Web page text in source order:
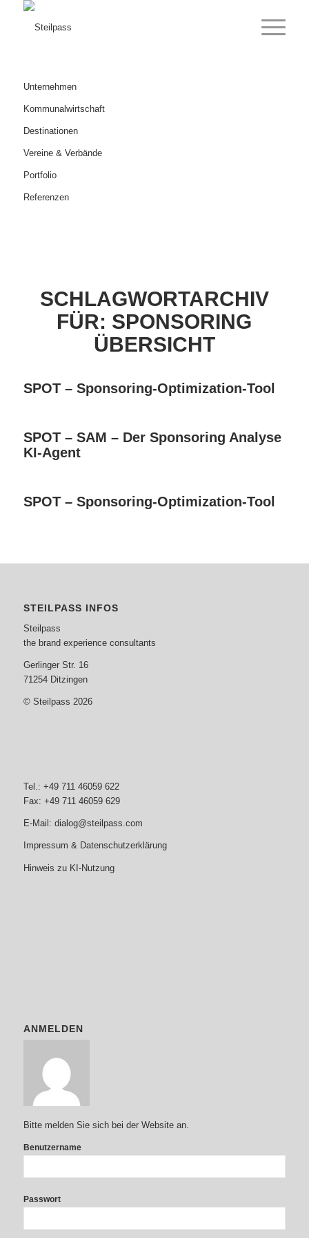
Unternehmen
Kommunalwirtschaft
Destinationen
Vereine & Verbände
Portfolio
Referenzen
SCHLAGWORTARCHIV
FÜR: SPONSORING
ÜBERSICHT
SPOT – Sponsoring-Optimization-Tool
SPOT – SAM – Der Sponsoring Analyse
KI-Agent
SPOT – Sponsoring-Optimization-Tool
STEILPASS INFOS
Steilpass
the brand experience consultants
Gerlinger Str. 16
71254 Ditzingen
© Steilpass 2026
Tel.: +49 711 46059 622
Fax: +49 711 46059 629
E-Mail: dialog@steilpass.com
Impressum & Datenschutzerklärung
Hinweis zu KI-Nutzung
ANMELDEN
Bitte melden Sie sich bei der Website an.
Benutzername
Passwort